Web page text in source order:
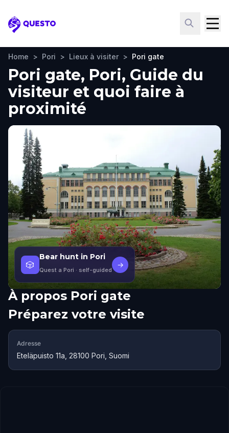
Questo
Home > Pori > Lieux à visiter > Pori gate
Pori gate, Pori, Guide du
visiteur et quoi faire à
proximité
🎲
Bear hunt in Pori
Quest a Pori · self-guided
→
À propos Pori gate
Préparez votre visite
Adresse
Eteläpuisto 11a, 28100 Pori, Suomi